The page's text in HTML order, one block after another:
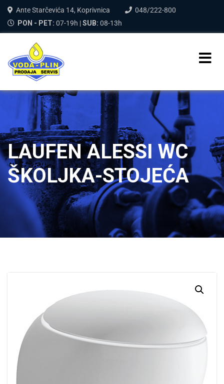
Ante Starčevića 14, Koprivnica
048/222-800
PON - PET: 07-19h |SUB: 08-13h
LAUFEN ALESSI WC
ŠKOLJKA-STOJEĆA